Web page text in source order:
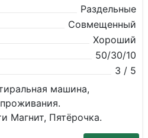
Раздельные
Совмещенный
Хороший
50/30/10
3 / 5
машина,
Магнит, Пятёрочка.